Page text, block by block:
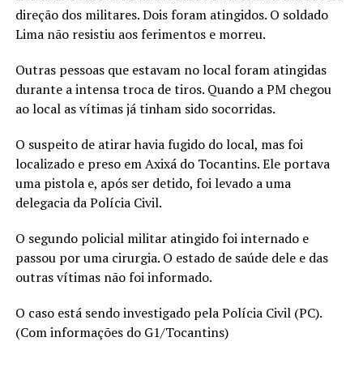
direção dos militares. Dois foram atingidos. O soldado
Lima não resistiu aos ferimentos e morreu.
Outras pessoas que estavam no local foram atingidas
durante a intensa troca de tiros. Quando a PM chegou
ao local as vítimas já tinham sido socorridas.
O suspeito de atirar havia fugido do local, mas foi
localizado e preso em Axixá do Tocantins. Ele portava
uma pistola e, após ser detido, foi levado a uma
delegacia da Polícia Civil.
O segundo policial militar atingido foi internado e
passou por uma cirurgia. O estado de saúde dele e das
outras vítimas não foi informado.
O caso está sendo investigado pela Polícia Civil (PC).
(Com informações do G1/Tocantins)